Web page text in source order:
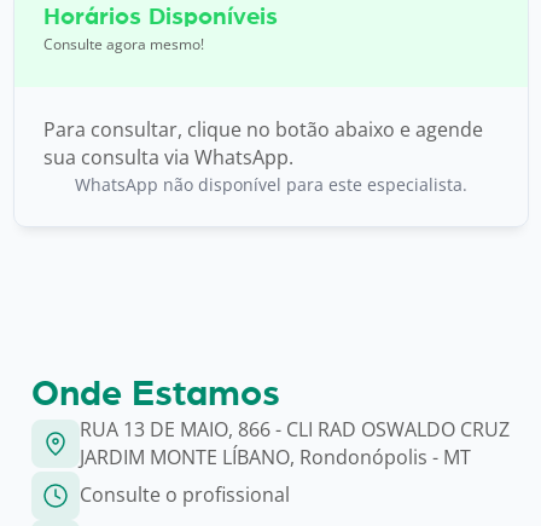
Horários Disponíveis
Consulte agora mesmo!
Para consultar, clique no botão abaixo e agende
sua consulta via WhatsApp.
WhatsApp não disponível para este especialista.
Onde Estamos
RUA 13 DE MAIO, 866 - CLI RAD OSWALDO CRUZ
JARDIM MONTE LÍBANO, Rondonópolis - MT
Consulte o profissional